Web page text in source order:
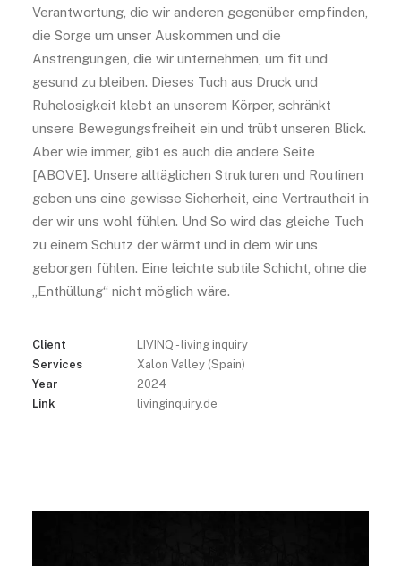
Verantwortung, die wir anderen gegenüber empfinden,
die Sorge um unser Auskommen und die
Anstrengungen, die wir unternehmen, um fit und
gesund zu bleiben. Dieses Tuch aus Druck und
Ruhelosigkeit klebt an unserem Körper, schränkt
unsere Bewegungsfreiheit ein und trübt unseren Blick.
Aber wie immer, gibt es auch die andere Seite
[ABOVE]. Unsere alltäglichen Strukturen und Routinen
geben uns eine gewisse Sicherheit, eine Vertrautheit in
der wir uns wohl fühlen. Und So wird das gleiche Tuch
zu einem Schutz der wärmt und in dem wir uns
geborgen fühlen. Eine leichte subtile Schicht, ohne die
„Enthüllung“ nicht möglich wäre.
Client
LIVINQ - living inquiry
Services
Xalon Valley (Spain)
Year
2024
Link
livinginquiry.de